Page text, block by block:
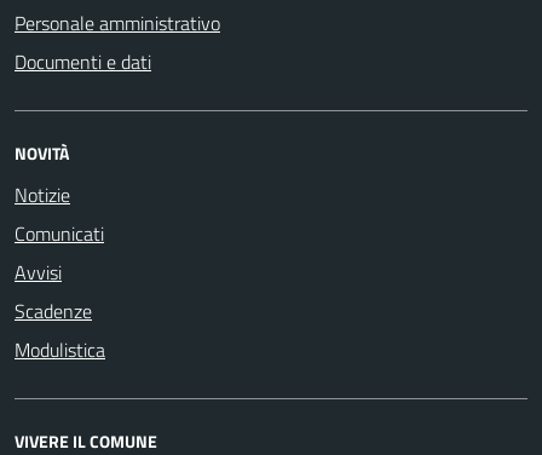
Personale amministrativo
Documenti e dati
NOVITÀ
Notizie
Comunicati
Avvisi
Scadenze
Modulistica
VIVERE IL COMUNE